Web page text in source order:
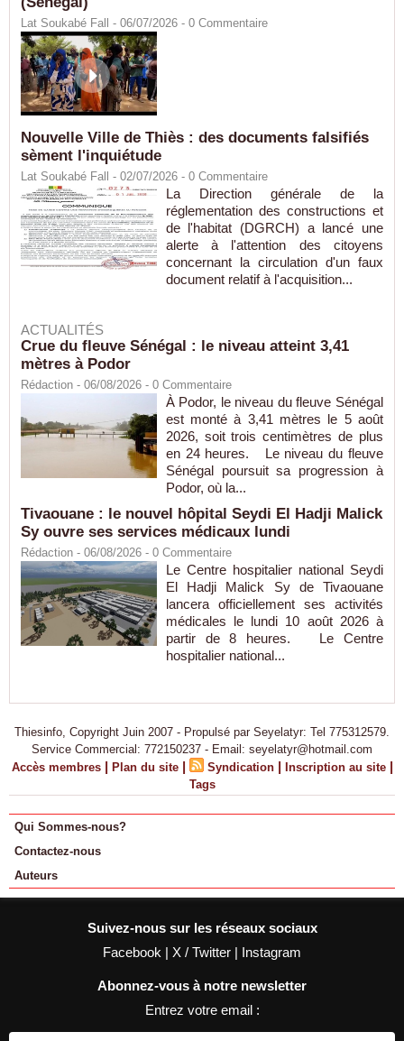
Lat Soukabé Fall - 06/07/2026 - 0 Commentaire
Nouvelle Ville de Thiès : des documents falsifiés
sèment l'inquiétude
Lat Soukabé Fall - 02/07/2026 - 0 Commentaire
La Direction générale de la
réglementation des constructions et
de l'habitat (DGRCH) a lancé une
alerte à l'attention des citoyens
concernant la circulation d'un faux
document relatif à l'acquisition...
ACTUALITÉS
Crue du fleuve Sénégal : le niveau atteint 3,41
mètres à Podor
Rédaction - 06/08/2026 - 0 Commentaire
À Podor, le niveau du fleuve Sénégal
est monté à 3,41 mètres le 5 août
2026, soit trois centimètres de plus
en 24 heures. Le niveau du fleuve
Sénégal poursuit sa progression à
Podor, où la...
Tivaouane : le nouvel hôpital Seydi El Hadji Malick
Sy ouvre ses services médicaux lundi
Rédaction - 06/08/2026 - 0 Commentaire
Le Centre hospitalier national Seydi
El Hadji Malick Sy de Tivaouane
lancera officiellement ses activités
médicales le lundi 10 août 2026 à
partir de 8 heures. Le Centre
hospitalier national...
Thiesinfo, Copyright Juin 2007 - Propulsé par Seyelatyr: Tel 775312579.
Service Commercial: 772150237 - Email: seyelatyr@hotmail.com
Accès membres | Plan du site | Syndication | Inscription au site |
Tags
Qui Sommes-nous?
Contactez-nous
Auteurs
Suivez-nous sur les réseaux sociaux
Facebook | X / Twitter | Instagram
Abonnez-vous à notre newsletter
Entrez votre email :